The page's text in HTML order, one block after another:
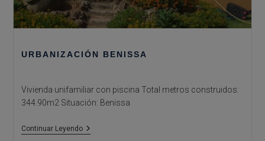
URBANIZACIÓN BENISSA
Vivienda unifamiliar con piscina Total metros construidos:
344.90m2 Situación: Benissa
Continuar LeyendoURBANIZACIÓN